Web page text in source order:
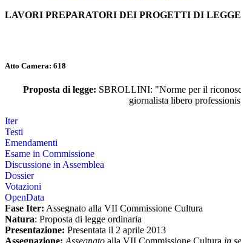
LAVORI PREPARATORI DEI PROGETTI DI LEGGE
Atto Camera: 618
Proposta di legge: SBROLLINI: "Norme per il
giornalista libero
Iter
Testi
Emendamenti
Esame in Commissione
Discussione in Assemblea
Dossier
Votazioni
OpenData
Fase Iter: Assegnato alla VII Commissione Cultura
Natura: Proposta di legge ordinaria
Presentazione: Presentata il 2 aprile 2013
Assegnazione: Assegnato alla VII Commissione Cultura in